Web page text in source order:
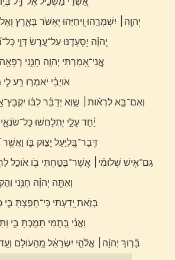
יְהוָ֤ה׀ יִשְׁמְרֵ֣הוּ וִֽ֭יחַיֵּהוּ יֶאְשֹּׁר בָּאָ֑רֶץ
יְֽהוָ֗ה יִ֭סְעָדֶנּוּ עַל־עֶ֣רֶשׂ דְּוָ֑י
אֲֽנִי־אָ֭מַרְתִּי יְהוָ֣ה חָנֵּ֑נִי
אֹויְבַ֗י יֹאמְר֣וּ רַ֣ע
וְאִם־בָּ֤א לִרְאֹ֨ות׀ שָׁ֤וְא יְדַבֵּ֗ר לִבֹּ֗ו
יַ֗חַד עָלַ֣י יִ֭תְלַחֲשׁוּ
דְּֽבַר־בְּ֭לִיַּעַל יָצ֣וּק בֹּ֑ו וַאֲשֶׁ֥ר
גַּם־אִ֤ישׁ שְׁלֹומִ֨י׀ אֲשֶׁר־בָּטַ֣חְתִּי בֹ֖ו אֹוכֵ֣ל
וְאַתָּ֤ה יְהוָ֗ה חָנֵּ֥נִי
בְּזֹ֣את יָ֭דַעְתִּי כִּֽי־חָפַ֣צְתָּ בִּ֑י
וַאֲנִ֗י בְּ֭תֻמִּי תָּמַ֣כְתָּ בִּ֑י
בָּ֘ר֤וּךְ יְהוָ֨ה׀ אֱלֹ֘הֵ֤י יִשְׂרָאֵ֗ל מֵֽ֭הָעֹולָם